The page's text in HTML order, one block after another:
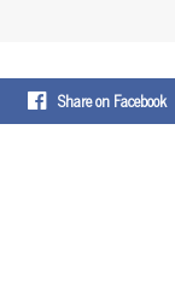
Share on Facebook